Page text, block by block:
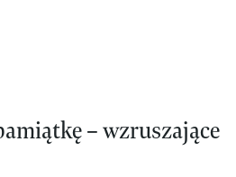
– wzruszające